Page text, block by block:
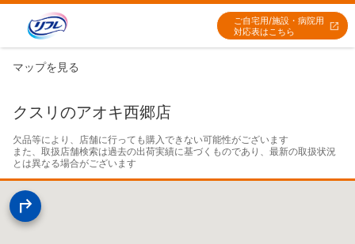
ご自宅用/施設・病院用
対応表はこちら
マップを見る
クスリのアオキ西郷店
欠品等により、店舗に行っても購入できない可能性がございます
また、取扱店舗検索は過去の出荷実績に基づくものであり、最新の取扱状況
とは異なる場合がございます